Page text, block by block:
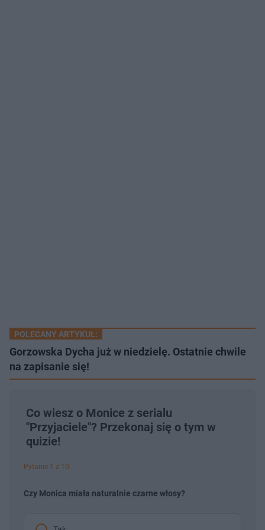
POLECANY ARTYKUŁ:
Gorzowska Dycha już w niedzielę. Ostatnie chwile
na zapisanie się!
Co wiesz o Monice z serialu
"Przyjaciele"? Przekonaj się o tym w
quizie!
Pytanie 1 z 10
Czy Monica miała naturalnie czarne włosy?